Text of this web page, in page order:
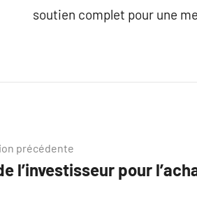
soutien complet pour une
précédente
l’investisseur pour